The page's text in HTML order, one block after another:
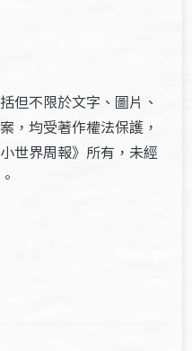
但不限於文字、圖片、
，均受著作權法保護，
世界周報》所有，未經